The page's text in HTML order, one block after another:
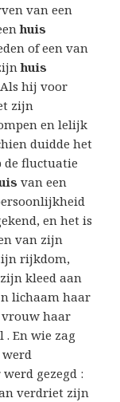
van een
huis
of een van
huis
hij voor
zijn
en lelijk
duidde het
de fluctuatie
van een
en het is
van zijn
rijkdom,
kleed aan
lichaam haar
vrouw haar
En wie zag
werd
gezegd :
verdriet zijn